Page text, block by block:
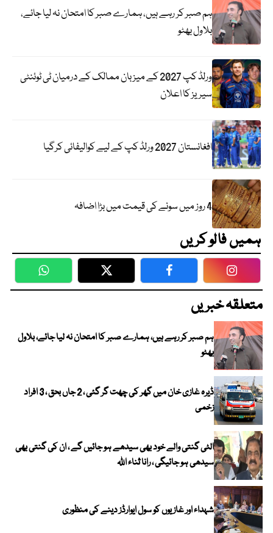
ہم صبر کر رہے ہیں، ہمارے صبر کا امتحان نہ لیا جائے،
بلاول بھٹو
ورلڈ کپ 2027 کے میزبان ممالک کے درمیان ٹی ٹوئنٹی
سیریز کا اعلان
افغانستان 2027 ورلڈ کپ کے لیے کوالیفائی کرگیا
4 روز میں سونے کی قیمت میں بڑا اضافہ
ہمیں فالو کریں
WhatsApp Twitter Facebook
متعلقہ خبریں
ہم صبر کر رہے ہیں، ہمارے صبر کا امتحان نہ لیا جائے، بلاول
بھٹو
ڈیرہ غازی خان میں گھر کی چھت گر گئی ، 2 جاں بحق ، 3 افراد
زخمی
الٹی گنتی والے خود بھی سیدھے ہو جائیں گے ، ان کی گنتی بھی
سیدھی ہو جائیگی ، رانا ثناء اللہ
شہداء اور غازیوں کو سول ایوارڈز دینے کی منظوری